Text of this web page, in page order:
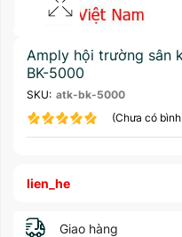
Amply hội trường sân
BK-5000
SKU: atk-bk-5000
(Chưa có
lien_he
Giao hàng